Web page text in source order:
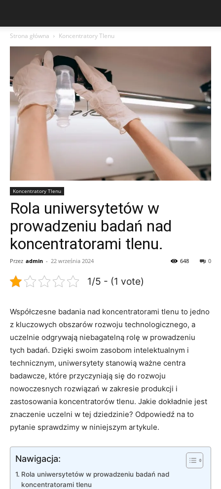
Strona główna Koncentratory Tlenu
Koncentratory Tlenu
Rola uniwersytetów w
prowadzeniu badań nad
koncentratorami tlenu.
Przez admin - 22 września 2024 0
648
1/5 - (1 vote)
Współczesne⁤ badania ⁣nad koncentratorami tlenu to jedno
z kluczowych obszarów rozwoju technologicznego, a
uczelnie ‍odgrywają niebagatelną rolę ⁢w ‌prowadzeniu
tych​ badań. ​Dzięki swoim zasobom intelektualnym i
technicznym, uniwersytety stanowią ważne centra
badawcze, które przyczyniają się do ​rozwoju
nowoczesnych rozwiązań ⁤w zakresie produkcji i
zastosowania koncentratorów tlenu.‍ Jakie dokładnie⁣ jest ​
znaczenie ⁤uczelni w tej dziedzinie? Odpowiedź na to
pytanie ‍sprawdzimy w niniejszym artykule.
Nawigacja:
Rola⁢ uniwersytetów w‌ prowadzeniu badań nad
koncentratorami tlenu